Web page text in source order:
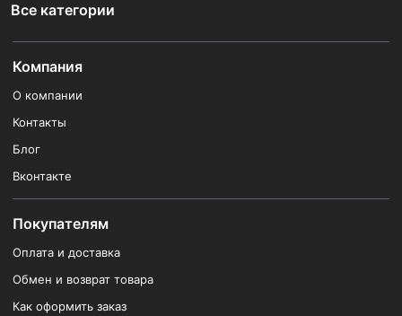
Все категории
Компания
О компании
Контакты
Блог
Вконтакте
Покупателям
Оплата и доставка
Обмен и возврат товара
Как оформить заказ